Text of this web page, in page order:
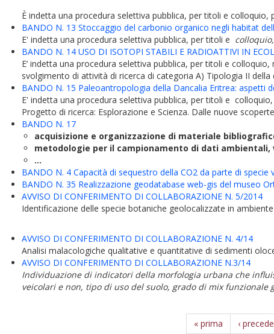
È indetta una procedura selettiva pubblica, per titoli e
BANDO N. 13 Stoccaggio del carbonio organico negli habitat
E' indetta una procedura selettiva pubblica, per titoli e colloquio,
BANDO N. 14 USO DI ISOTOPI STABILI E RADIOATTIVI IN
E’ indetta una procedura selettiva pubblica, per titoli e
svolgimento di attività di ricerca di categoria A) Tipologia II della
BANDO N. 15 Paleoantropologia della Dancalia Eritrea: aspetti
E' indetta una procedura selettiva pubblica, per titoli e
Progetto di ricerca: Esplorazione e Scienza. Dalle nuove
BANDO N. 17
acquisizione e organizzazione di materiale
metodologie per il campionamento di dati
...
BANDO N. 4 Capacità di sequestro della CO2 da parte di
BANDO N. 35 Realizzazione geodatabase web-gis del museo
AVVISO DI CONFERIMENTO DI COLLABORAZIONE N. 5/2014
Identificazione delle specie botaniche geolocalizzate in
AVVISO DI CONFERIMENTO DI COLLABORAZIONE N. 4/14
Analisi malacologiche qualitative e quantitative di sedimenti
AVVISO DI CONFERIMENTO DI COLLABORAZIONE N.3/14
Individuazione di indicatori della morfologia urbana che
veicolari e non, tipo di uso del suolo, grado di mix funzionale
« prima ‹